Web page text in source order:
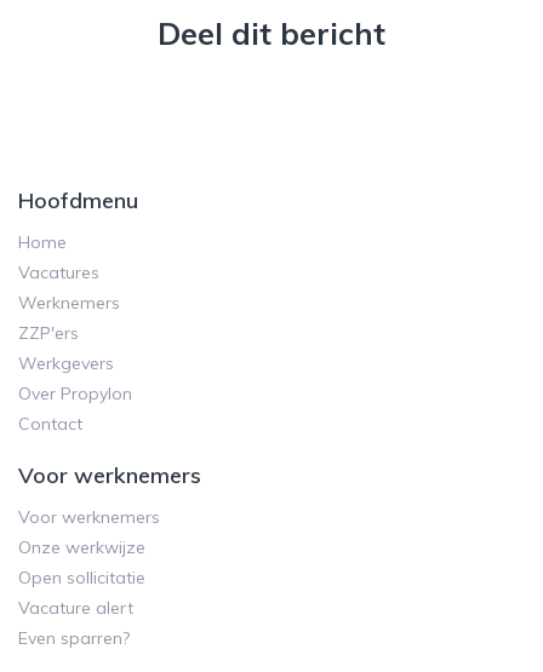
Deel dit bericht
Hoofdmenu
Home
Vacatures
Werknemers
ZZP'ers
Werkgevers
Over Propylon
Contact
Voor werknemers
Voor werknemers
Onze werkwijze
Open sollicitatie
Vacature alert
Even sparren?